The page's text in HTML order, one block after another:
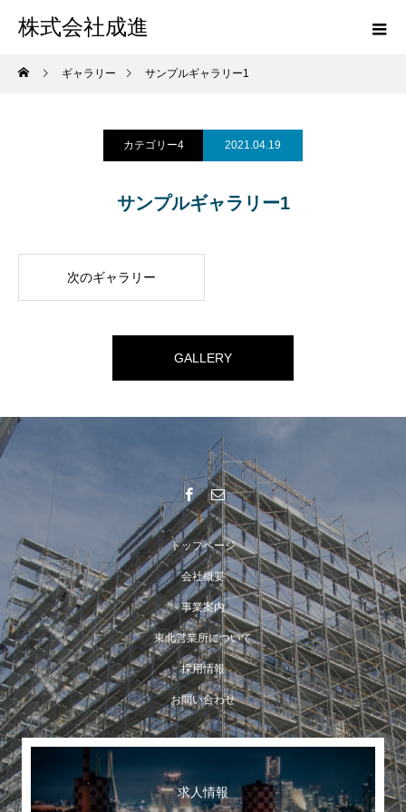
株式会社成進
ギャラリー サンプルギャラリー1
カテゴリー4 2021.04.19
サンプルギャラリー1
次のギャラリー
GALLERY
トップページ
会社概要
事業案内
東北営業所について
採用情報
お問い合わせ
求人情報